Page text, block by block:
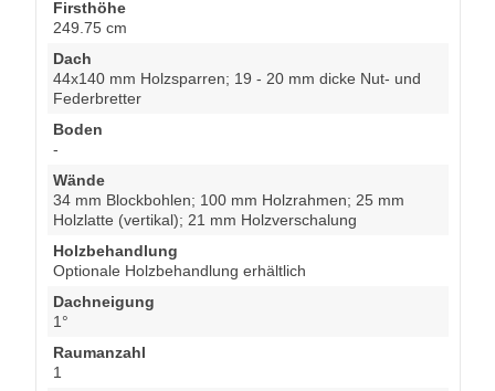
Firsthöhe
249.75 cm
Dach
44x140 mm Holzsparren; 19 - 20 mm dicke Nut- und
Federbretter
Boden
-
Wände
34 mm Blockbohlen; 100 mm Holzrahmen; 25 mm
Holzlatte (vertikal); 21 mm Holzverschalung
Holzbehandlung
Optionale Holzbehandlung erhältlich
Dachneigung
1°
Raumanzahl
1